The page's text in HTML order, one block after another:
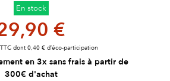
En stock
€
dont 0,40 € d’éco-participation
en 3x sans frais à partir de
300€ d'achat